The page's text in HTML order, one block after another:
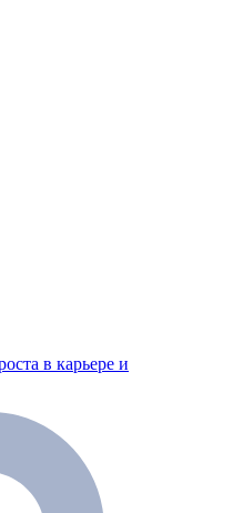
в карьере и